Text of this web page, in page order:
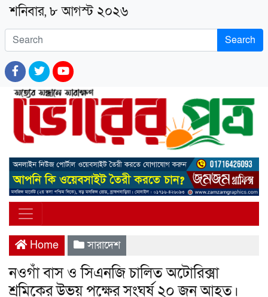
শনিবার, ৮ আগস্ট ২০২৬
Search
Home সারাদেশ
নওগাঁ বাস ও সিএনজি চালিত অটোরিক্সা
শ্রমিকের উভয় পক্ষের সংঘর্ষ ২০ জন আহত।